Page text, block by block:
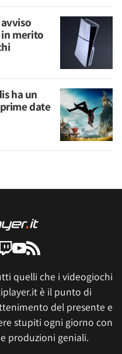
merito
ha un
date
quelli che i videogiochi
è il punto di
del presente e
stupiti ogni giorno con
produzioni geniali.